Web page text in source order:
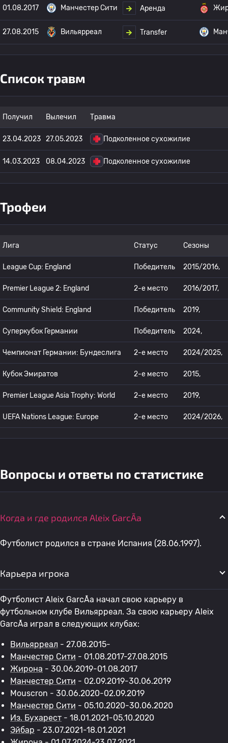
01.08.2017 Манчестер Сити Аренда
27.08.2015 Вильярреал Transfer
Список травм
Получил Вылечил Травма
23.04.2023 27.05.2023 Подколенное сухожилие
14.03.2023 08.04.2023 Подколенное сухожилие
Трофеи
Лига Статус Сезоны
League Cup: England Победитель 2015/2016,
Premier League 2: England 2-е место 2016/2017,
Community Shield: England Победитель 2019,
Суперкубок Германии Победитель 2024,
Чемпионат Германии: Бундеслига 2-е место 2024/2025,
Кубок Эмиратов 2-е место 2015,
Premier League Asia Trophy: World 2-е место 2019,
UEFA Nations League: Europe 2-е место 2024/2026,
Вопросы и ответы по статистике
Когда и где родился Aleix GarcÃ­a
Футболист родился в стране Испания (28.06.1997).
Карьера игрока
Футболист Aleix GarcÃ­a начал свою карьеру в
футбольном клубе Вильярреал. За свою карьеру Aleix
GarcÃ­a играл в следующих клубах:
Вильярреал - 27.08.2015-
Манчестер Сити - 01.08.2017-27.08.2015
Жирона - 30.06.2019-01.08.2017
Манчестер Сити - 02.09.2019-30.06.2019
Mouscron - 30.06.2020-02.09.2019
Манчестер Сити - 05.10.2020-30.06.2020
Из. Бухарест - 18.01.2021-05.10.2020
Эйбар - 23.07.2021-18.01.2021